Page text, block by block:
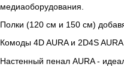
медиаоборудования.
Полки (120 см и 150 см)
Комоды 4D AURA и 2D4S
Настенный пенал AURA -